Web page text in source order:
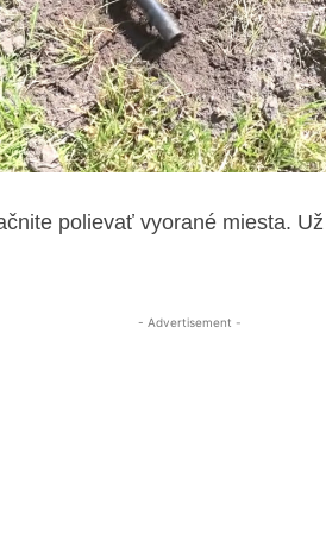
polievať vyorané miesta.
- Advertisement -